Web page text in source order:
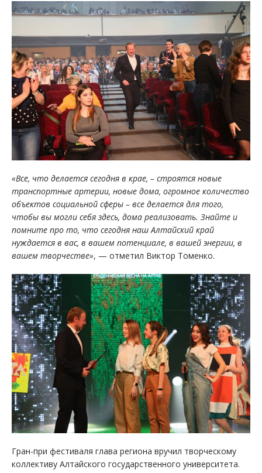
«Все, что делается сегодня в крае, – строятся новые
транспортные артерии, новые дома, огромное количество
объектов социальной сферы – все делается для того,
чтобы вы могли себя здесь, дома реализовать. Знайте и
помните про то, что сегодня наш Алтайский край
нуждается в вас, в вашем потенциале, в вашей энергии, в
вашем творчестве», — отметил Виктор Томенко.
Гран-при фестиваля глава региона вручил творческому
коллективу Алтайского государственного университета.